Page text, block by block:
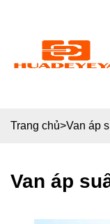
Trang chủ>Van áp
Van áp